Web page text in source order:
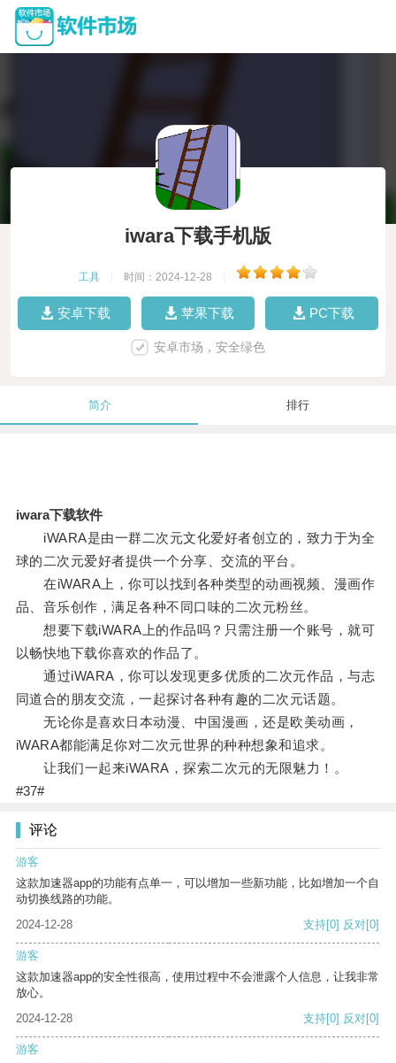
iwara下载手机版
工具 时间：2024-12-28
安卓下载 苹果下载 PC下载
安卓市场，安全绿色
简介 排行
iwara下载软件
iWARA是由一群二次元文化爱好者创立的，致力于为全
球的二次元爱好者提供一个分享、交流的平台。
在iWARA上，你可以找到各种类型的动画视频、漫画作
品、音乐创作，满足各种不同口味的二次元粉丝。
想要下载iWARA上的作品吗？只需注册一个账号，就可
以畅快地下载你喜欢的作品了。
通过iWARA，你可以发现更多优质的二次元作品，与志
同道合的朋友交流，一起探讨各种有趣的二次元话题。
无论你是喜欢日本动漫、中国漫画，还是欧美动画，
iWARA都能满足你对二次元世界的种种想象和追求。
让我们一起来iWARA，探索二次元的无限魅力！。
#37#
评论
游客
这款加速器app的功能有点单一，可以增加一些新功能，比如增加一个自
动切换线路的功能。
2024-12-28
支持[0] 反对[0]
游客
这款加速器app的安全性很高，使用过程中不会泄露个人信息，让我非常
放心。
2024-12-28
支持[0] 反对[0]
游客